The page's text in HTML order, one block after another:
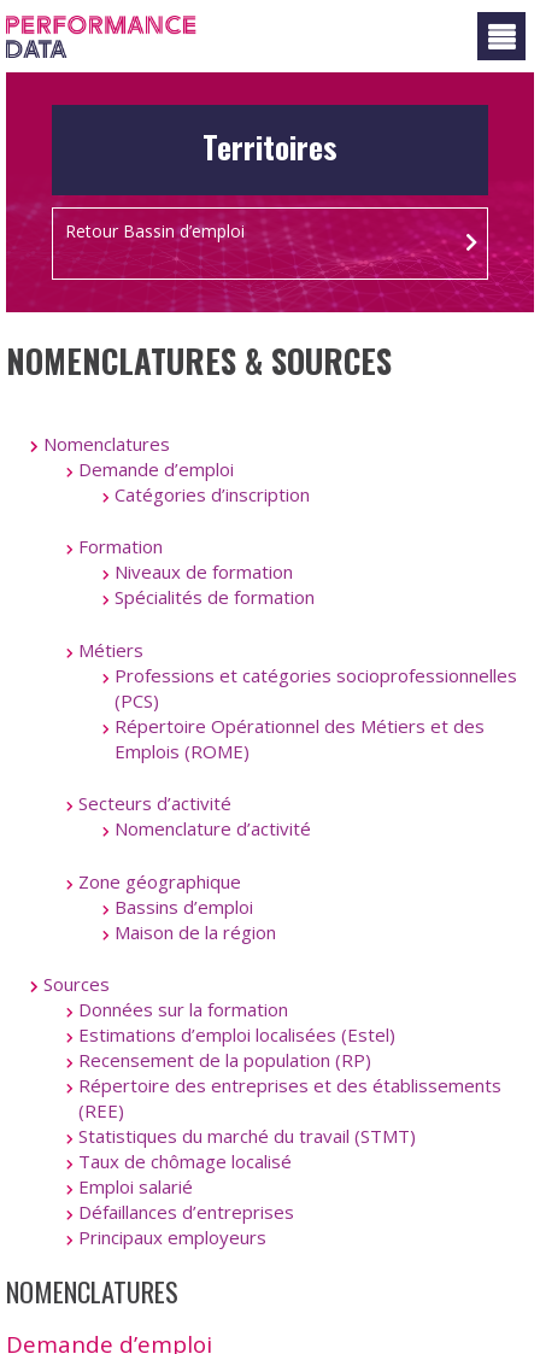
Panneau de gestion des cookies
Territoires
Retour Bassin d’emploi
NOMENCLATURES & SOURCES
Nomenclatures
Demande d’emploi
Catégories d’inscription
Formation
Niveaux de formation
Spécialités de formation
Métiers
Professions et catégories socioprofessionnelles
(PCS)
Répertoire Opérationnel des Métiers et des
Emplois (ROME)
Secteurs d’activité
Nomenclature d’activité
Zone géographique
Bassins d’emploi
Maison de la région
Sources
Données sur la formation
Estimations d’emploi localisées (Estel)
Recensement de la population (RP)
Répertoire des entreprises et des établissements
(REE)
Statistiques du marché du travail (STMT)
Taux de chômage localisé
Emploi salarié
Défaillances d’entreprises
Principaux employeurs
NOMENCLATURES
Demande d’emploi